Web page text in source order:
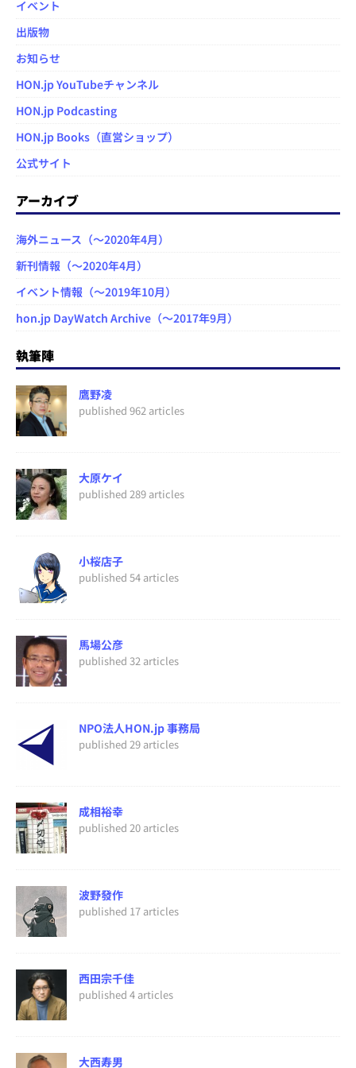
イベント
出版物
お知らせ
HON.jp YouTubeチャンネル
HON.jp Podcasting
HON.jp Books（直営ショップ）
公式サイト
アーカイブ
海外ニュース（～2020年4月）
新刊情報（～2020年4月）
イベント情報（～2019年10月）
hon.jp DayWatch Archive（～2017年9月）
執筆陣
鷹野凌
published 962 articles
大原ケイ
published 289 articles
小桜店子
published 54 articles
馬場公彦
published 32 articles
NPO法人HON.jp 事務局
published 29 articles
成相裕幸
published 20 articles
波野發作
published 17 articles
西田宗千佳
published 4 articles
大西寿男